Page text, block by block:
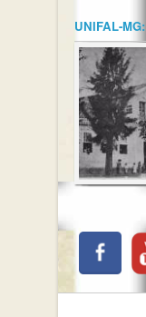
UNIFAL-